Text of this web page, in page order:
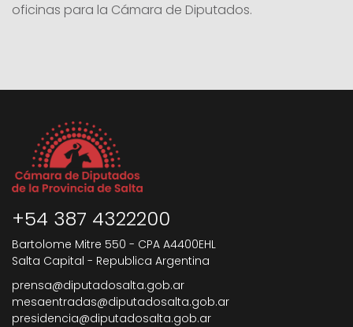
oficinas para la Cámara de Diputados.
+54 387 4322200
Bartolome Mitre 550 - CPA A4400EHL
Salta Capital - Republica Argentina
prensa@diputadosalta.gob.ar
mesaentradas@diputadosalta.gob.ar
presidencia@diputadosalta.gob.ar